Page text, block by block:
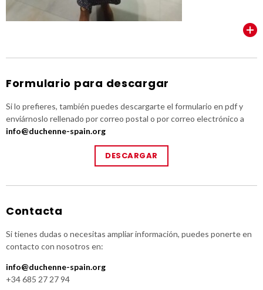
Formulario para descargar
Si lo prefieres, también puedes descargarte el formulario en pdf y
enviárnoslo rellenado por correo postal o por correo electrónico a
info@duchenne-spain.org
DESCARGAR
Contacta
Si tienes dudas o necesitas ampliar información, puedes ponerte en
contacto con nosotros en:
info@duchenne-spain.org
+34 685 27 27 94